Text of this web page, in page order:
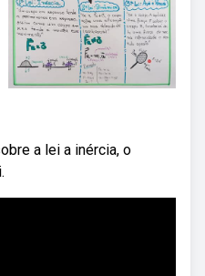
a lei a inércia, o